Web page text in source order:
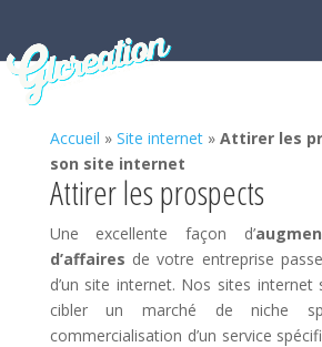
Accueil » Site internet» Attirer les
son site internet
Attirer les prospects
Une excellente façon d’
d’affaires de votre entreprise
d’un site internet. Nos sites
cibler un marché de niche
commercialisation d’un service